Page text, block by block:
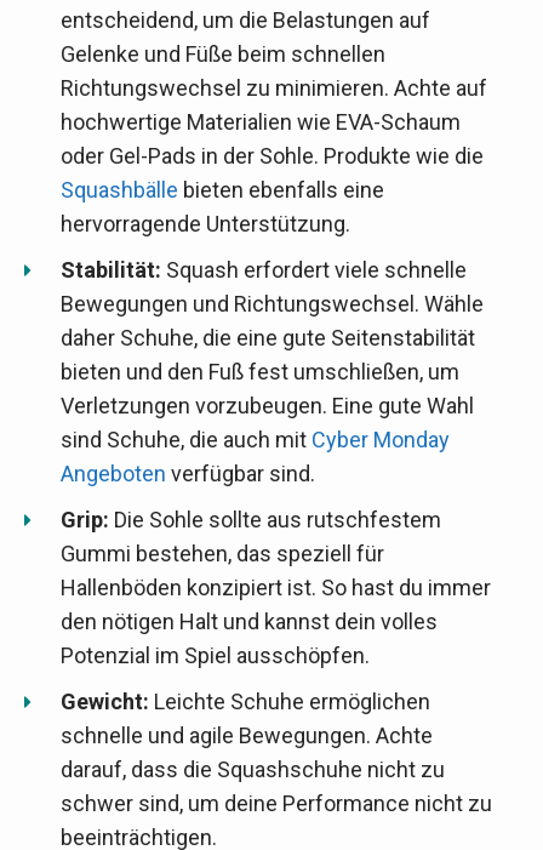
entscheidend, um die Belastungen auf
Gelenke und Füße beim schnellen
Richtungswechsel zu minimieren. Achte auf
hochwertige Materialien wie EVA-Schaum
oder Gel-Pads in der Sohle. Produkte wie die
Squashbälle bieten ebenfalls eine
hervorragende Unterstützung.
Stabilität: Squash erfordert viele schnelle
Bewegungen und Richtungswechsel. Wähle
daher Schuhe, die eine gute Seitenstabilität
bieten und den Fuß fest umschließen, um
Verletzungen vorzubeugen. Eine gute Wahl
sind Schuhe, die auch mit Cyber Monday
Angeboten verfügbar sind.
Grip: Die Sohle sollte aus rutschfestem
Gummi bestehen, das speziell für
Hallenböden konzipiert ist. So hast du immer
den nötigen Halt und kannst dein volles
Potenzial im Spiel ausschöpfen.
Gewicht: Leichte Schuhe ermöglichen
schnelle und agile Bewegungen. Achte
darauf, dass die Squashschuhe nicht zu
schwer sind, um deine Performance nicht zu
beeinträchtigen.